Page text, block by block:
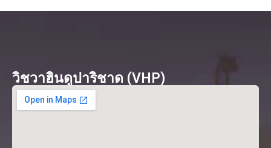
วิชวาฮินดูปาริชาด (VHP)